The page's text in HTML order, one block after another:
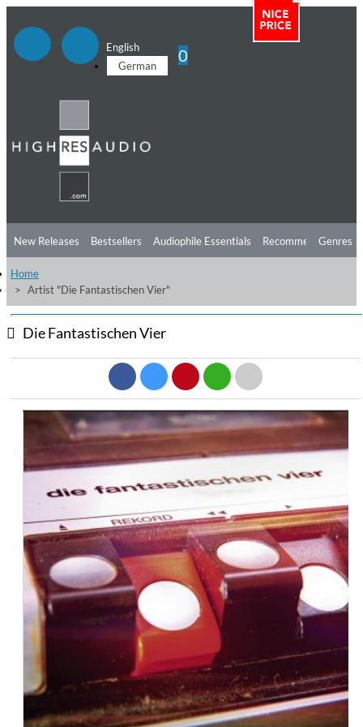
English
German
0
New Releases Bestsellers Audiophile Essentials Recommendations
Listening Tips
Free Sampler Videos
Genres
Home
Artist "Die Fantastischen Vier"
Die Fantastischen Vier